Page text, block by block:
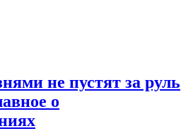
не пустят за руль
о